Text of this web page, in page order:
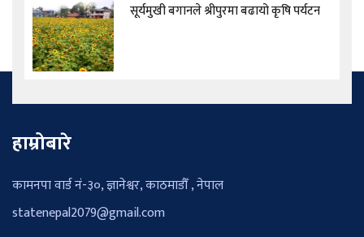
सूर्यमुखी बगानले श्रीपुरमा बढायो कृषि पर्यटन
हाम्रोबारे
कामनपा वार्ड नं-३०, ज्ञानेश्वर, काठमाडौँ , नेपाल
statenepal2079@gmail.com